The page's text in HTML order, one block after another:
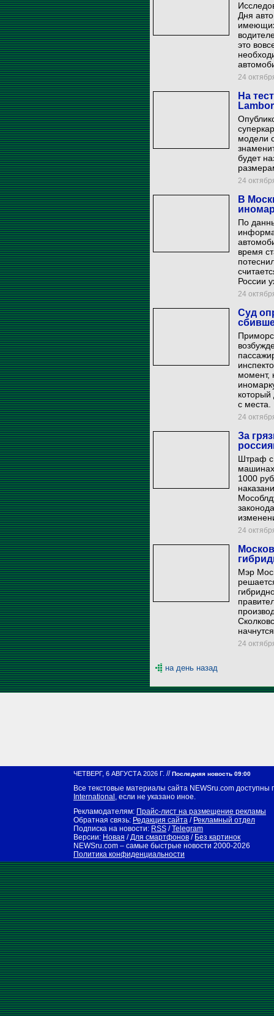
Дня
это
24
На
модели
будет
24
В
По
время
России
24
Суд
момент,
который
с места.
24
За
Штраф с
1000
24
Мэр
24
на день назад
ЧЕТВЕРГ, 6 АВГУСТА 2026 Г. //Последняя новость 09:00
Все текстовые материалы сайта NEWSru.com доступны
International , если не указано иное.
Рекламодателям: Прайс-лист на размещение рекламы
Обратная связь: Редакция сайта / Рекламный отдел
Подписка на новости: RSS /Telegram
Версии: Новая /Для смартфонов / Без картинок
NEWSru.com – самые быстрые новости 2000-2026
Политика конфиденциальности